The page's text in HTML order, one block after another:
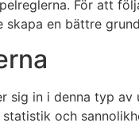
För att
en bättre
in i denna typ
och